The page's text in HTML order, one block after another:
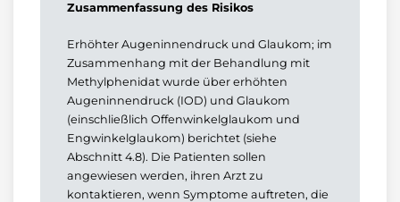
Zusammenfassung des Risikos
Erhöhter Augeninnendruck und Glaukom; im
Zusammenhang mit der Behandlung mit
Methylphenidat wurde über erhöhten
Augeninnendruck (IOD) und Glaukom
(einschließlich Offenwinkelglaukom und
Engwinkelglaukom) berichtet (siehe
Abschnitt 4.8). Die Patienten sollen
angewiesen werden, ihren Arzt zu
kontaktieren, wenn Symptome auftreten, die